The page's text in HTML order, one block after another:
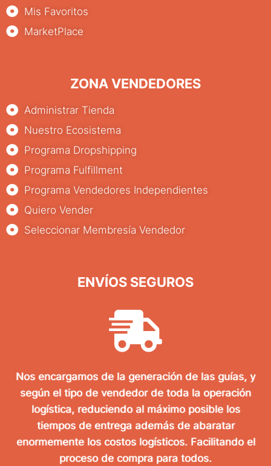
Mis Favoritos
MarketPlace
ZONA VENDEDORES
Administrar Tienda
Nuestro Ecosistema
Programa Dropshipping
Programa Fulfillment
Programa Vendedores Independientes
Quiero Vender
Seleccionar Membresía Vendedor
ENVÍOS SEGUROS
Nos encargamos de la generación de las guías, y
según el tipo de vendedor de toda la operación
logística, reduciendo al máximo posible los
tiempos de entrega además de abaratar
enormemente los costos logísticos. Facilitando el
proceso de compra para todos.